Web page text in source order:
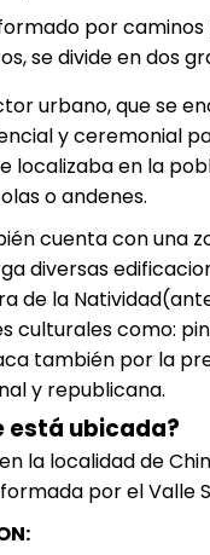
por caminos
se divide en dos
urbano, que se
y ceremonial
localizaba en la
o andenes.
cuenta con una
diversas
de la
culturales como:
también por la
y republicana.
está ubicada?
la localidad de
por elValle